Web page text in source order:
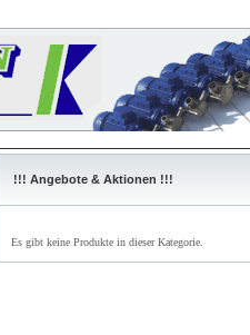
!!! Angebote & Aktionen !!!
Es gibt keine Produkte in dieser Kategorie.